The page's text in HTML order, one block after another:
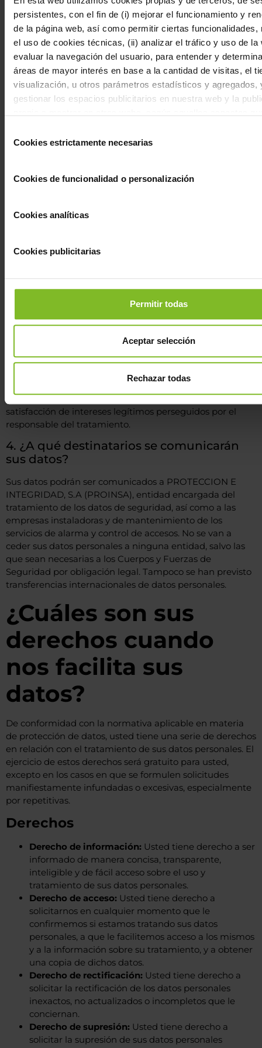
persistentes, con el fin de (i) mejorar el funcionamiento y
de la página web, así como permitir ciertas funcionalidades,
el uso de cookies técnicas, (ii) analizar el tráfico y uso de la
evaluar la navegación del usuario, para entender y
áreas de mayor interés en base a la cantidad de visitas, el
visualización, u otros parámetros estadísticos y agregados,
gestionar los espacios publicitarios en nuestra web y la
por nuestra web. Puede configurar las cookies mediante
necesarias para el correcto funcionamiento de la web en el
deCookies estrictamente necesarias
Cookies de funcionalidad o personalización
Cookies analíticas
Cookies publicitarias
Permitir todas
Aceptar selección
Rechazar todas
Los datos podrán ser comunicados a encargados de
tratamiento que realicen tareas de gestión de envío de
comunicaciones, así como la gestión de redes sociales. Se
realizan transferencias internacionales de datos a los
Estados Unidos de América amparadas bajo el Privacy
Shield, a través del encargado de tratamiento Google
(Gsuite).
2. ¿Con qué finalidad tratamos sus datos
Tratamos los datos personales para garantizar la
grabación de imágenes de video (videovigilancia).
También tratamos los datos para gestionar el control de
Los datos personales se conservarán como máximo
durante los plazos legales previstos (un mes).
3. ¿Cuál es la legitimación para el
tratamiento de sus datos?
La base legal para el tratamiento de sus datos es la
satisfacción de intereses legítimos perseguidos por el
responsable del tratamiento.
4. ¿A qué destinatarios se comunicarán
sus datos?
Sus datos podrán ser comunicados a PROTECCION E
INTEGRIDAD, S.A (PROINSA), entidad encargada del
tratamiento de los datos de seguridad, así como a las
empresas instaladoras y de mantenimiento de los
servicios de alarma y control de accesos. No se van a
ceder sus datos personales a ninguna entidad, salvo las
que sean necesarias a los Cuerpos y Fuerzas de
Seguridad por obligación legal. Tampoco se han previsto
transferencias internacionales de datos personales.
¿Cuáles son sus
derechos cuando
nos facilita sus
datos?
De conformidad con la normativa aplicable en materia
de protección de datos, usted tiene una serie de derechos
en relación con el tratamiento de sus datos personales. El
ejercicio de estos derechos será gratuito para usted,
excepto en los casos en que se formulen solicitudes
manifiestamente infundadas o excesivas, especialmente
por repetitivas.
Derechos
Derecho de información: Usted tiene derecho a ser
informado de manera concisa, transparente,
inteligible y de fácil acceso sobre el uso y
tratamiento de sus datos personales.
Derecho de acceso: Usted tiene derecho a
solicitarnos en cualquier momento que le
confirmemos si estamos tratando sus datos
personales, a que le facilitemos acceso a los mismos
y a la información sobre su tratamiento, y a obtener
una copia de dichos datos.
Derecho de rectificación: Usted tiene derecho a
solicitar la rectificación de los datos personales
inexactos, no actualizados o incompletos que le
conciernan.
Derecho de supresión: Usted tiene derecho a
solicitar la supresión de sus datos personales